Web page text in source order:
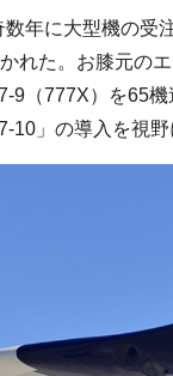
年に大型機の受
れた。お膝元の
9（777X）を65
10」の導入を視